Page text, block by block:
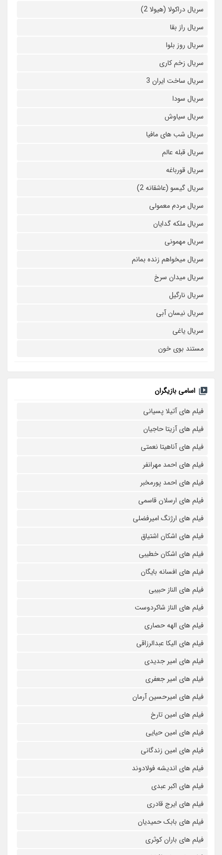
سریال دراکولا (هیولا 2)
سریال راز بقا
سریال روز بلوا
سریال زخم کاری
سریال ساخت ایران 3
سریال سودا
سریال سیاوش
سریال شب های مافیا
سریال قبله عالم
سریال قورباغه
سریال گیسو (عاشقانه 2)
سریال مردم معمولی
سریال ملکه گدایان
سریال مهمونی
سریال میخواهم زنده بمانم
سریال میدان سرخ
سریال نارگیل
سریال نیسان آبی
سریال یاغی
مستند بوی خون
اسامی بازیگران
فیلم های آتیلا پسیانی
فیلم های آزیتا حاجیان
فیلم های آناهیتا نعمتی
فیلم های احمد مهرانفر
فیلم های احمد پورمخبر
فیلم های ارسلان قاسمی
فیلم های ارژنگ امیرفضلی
فیلم های اشکان اشتیاق
فیلم های اشکان خطیبی
فیلم های افسانه بایگان
فیلم های الناز حبیبی
فیلم های الناز شاکردوست
فیلم های الهه حصاری
فیلم های الیکا عبدالرزاقی
فیلم های امیر جدیدی
فیلم های امیر جعفری
فیلم های امیرحسین آرمان
فیلم های امین تارخ
فیلم های امین حیایی
فیلم های امین زندگانی
فیلم های اندیشه فولادوند
فیلم های اکبر عبدی
فیلم های ایرج قادری
فیلم های بابک حمیدیان
فیلم های باران کوثری